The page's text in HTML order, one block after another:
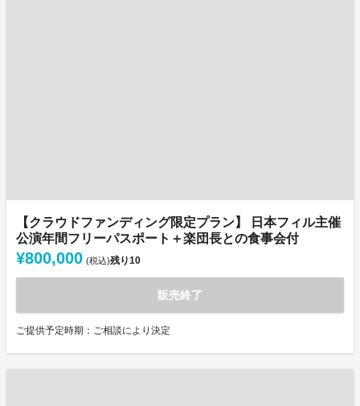
【クラウドファンディング限定プラン】 日本フィル主催
公演年間フリーパスポート＋楽団長との食事会付
¥800,000 (税込)残り10
販売終了
ご提供予定時期：ご相談により決定